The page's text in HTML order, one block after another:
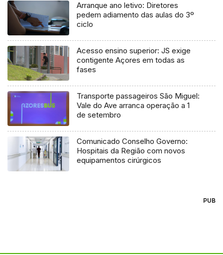
Arranque ano letivo: Diretores
pedem adiamento das aulas do 3º
ciclo
Acesso ensino superior: JS exige
contigente Açores em todas as
fases
Transporte passageiros São Miguel:
Vale do Ave arranca operação a 1
de setembro
Comunicado Conselho Governo:
Hospitais da Região com novos
equipamentos cirúrgicos
PUB